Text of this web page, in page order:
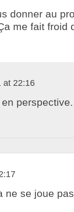
donner au
me fait froid
at 22:16
ne se joue